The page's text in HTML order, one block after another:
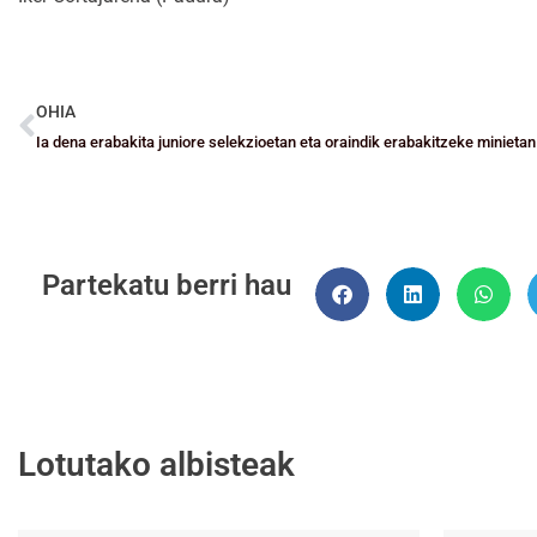
OHIA
Ia dena erabakita juniore selekzioetan eta oraindik erabakitzeke minietan
Partekatu berri hau
Lotutako albisteak